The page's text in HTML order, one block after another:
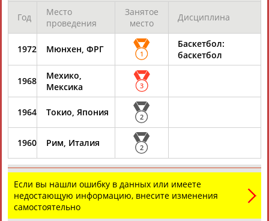
ТАБЛО АКТИВНОСТИ
ЦЕЛИ ПРОЕКТА КОНТАКТЫ НАШИ КНОПКИ РЕКЛАМА
Вопросы сотрудничества и совместной деятельности
Разработка и поддержка ООО НАИТ «Стадион»
Адресов в новостной рассылке: 997
Год
Место
проведения
Занятое
место
Дисциплина
1972 Мюнхен, ФРГ 1
Баскетбол:
баскетбол
1968
Мехико,
Мексика
3
1964 Токио, Япония 2
1960 Рим, Италия 2
Если вы нашли ошибку в данных или имеете
недостающую информацию, внесите изменения
самостоятельно